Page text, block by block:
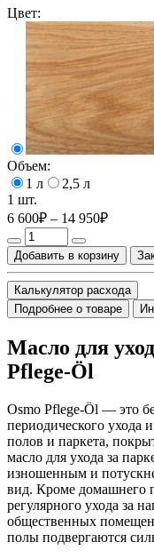
Цвет:
Объем:
1 л
2,5 л
1 шт.
6 600₽ – 14 950₽
Добавить в корзину
Калькулятор расхода
Подробнее о товаре
Масло для
Pflege-Öl
Osmo Pflege-Öl — это
периодического ухода
полов и паркета,
масло для ухода за
изношенным и
вид. Кроме домашнего
регулярного ухода за
общественных
полы подвергаются